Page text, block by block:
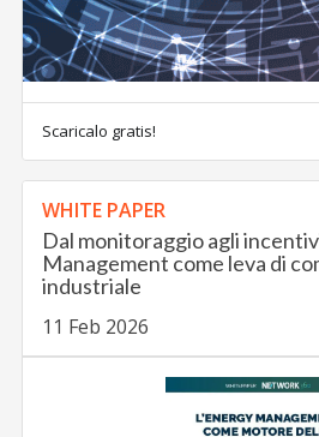
Scaricalo gratis!
WHITE PAPER
Dal monitoraggio agli
Management come leva di
industriale
11 Feb 2026